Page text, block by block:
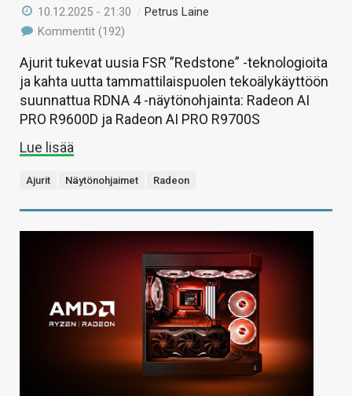
10.12.2025 - 21:30 / Petrus Laine
Kommentit (192)
Ajurit tukevat uusia FSR ”Redstone” -teknologioita
ja kahta uutta tammattilaispuolen tekoälykäyttöön
suunnattua RDNA 4 -näytönohjainta: Radeon AI
PRO R9600D ja Radeon AI PRO R9700S
Lue lisää
Ajurit Näytönohjaimet Radeon